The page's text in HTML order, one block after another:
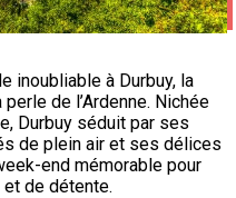
inoubliable à Durbuy, la
de l’Ardenne. Nichée
Durbuy séduit par ses
de plein air et ses délices
end mémorable pour
de détente.